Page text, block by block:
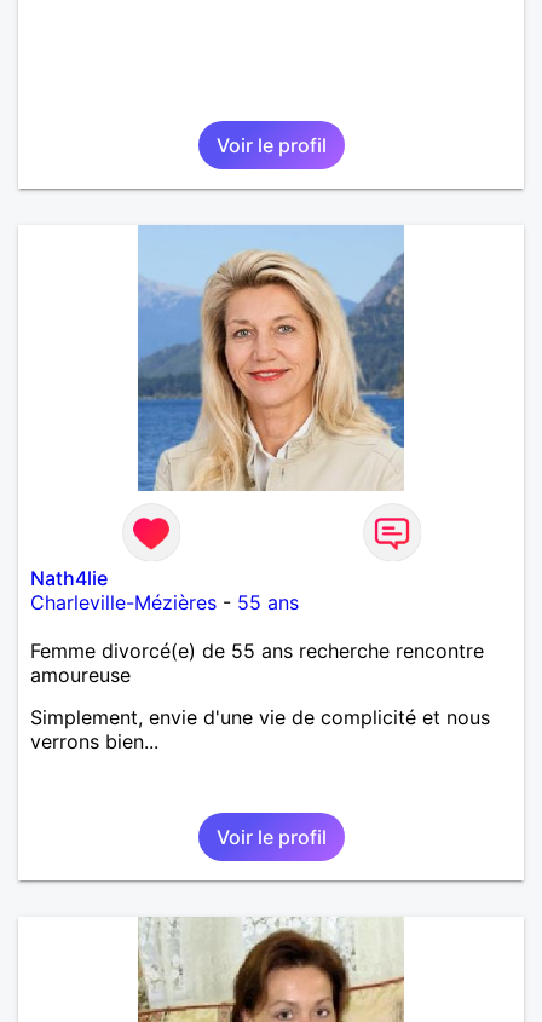
Voir le profil
Nath4lie
Charleville-Mézières - 55 ans
Femme divorcé(e) de 55 ans recherche rencontre
amoureuse
Simplement, envie d'une vie de complicité et nous
verrons bien...
Voir le profil